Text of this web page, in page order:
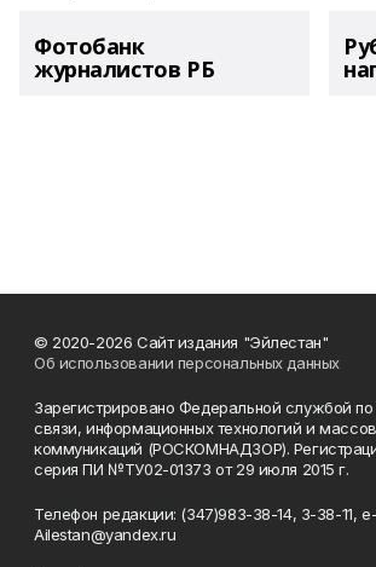
Фотобанк
журналистов РБ
© 2020-2026 Сайт издания "Эйлестан"
Об использовании персональных данных
Зарегистрировано Федеральной службой
связи, информационных технологий и
коммуникаций (РОСКОМНАДЗОР).
серия ПИ №ТУ02-01373 от 29 июля 2015 г.
Телефон редакции: (347)983-38-14, 3-38-11,
Ailestan@yandex.ru